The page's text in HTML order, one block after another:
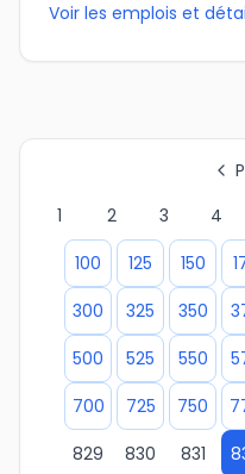
Voir les emplois et
1
2 3 4
100
125 150
300
325 350
500
525 550
700
725 750
829
830 831